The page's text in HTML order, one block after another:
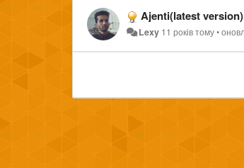
Ajenti(latest
Lexy 11 років тому•